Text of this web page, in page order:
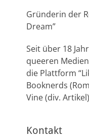
Gründerin der
Dream”
Seit über 18
queeren
die Plattform
Booknerds
Vine (div.
Kontakt